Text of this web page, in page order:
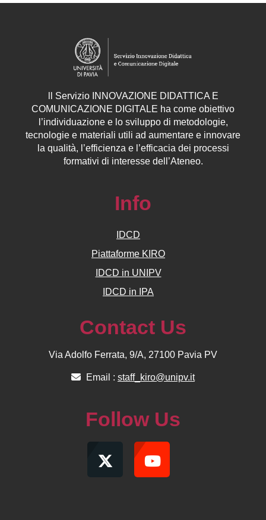
Servizio INNOVAZIONE DIDATTICA E
COMUNICAZIONE DIGITALE ha come obiettivo
l’individuazione e lo sviluppo di metodologie,
tecnologie e materiali utili ad aumentare e innovare
la qualità, l’efficienza e l’efficacia dei processi
formativi di interesse dell’Ateneo.
Info
IDCD
Piattaforme KIRO
IDCD in UNIPV
IDCD in IPA
Contact Us
Via Adolfo Ferrata, 9/A, 27100 Pavia PV
Email : staff_kiro@unipv.it
Follow Us